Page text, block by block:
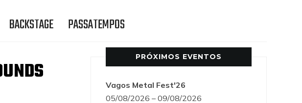
BACKSTAGE PASSATEMPOS
PRÓXIMOS EVENTOS
Vagos Metal Fest'26
05/08/2026 – 09/08/2026